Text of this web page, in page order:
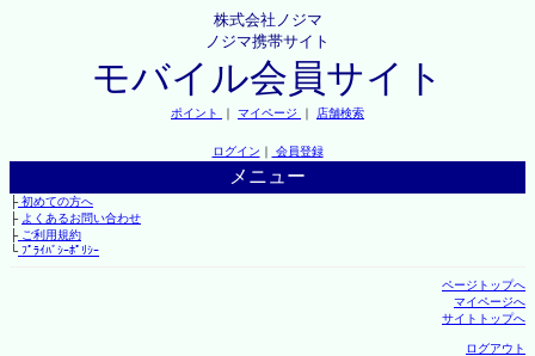
株式会社ノジマ
ノジマ携帯サイト
モバイル会員サイト
ポイント ｜ マイページ ｜ 店舗検索
ログイン ｜ 会員登録
メニュー
├初めての方へ
├ よくあるお問い合わせ
├ご利用規約
└ﾌﾟﾗｲﾊﾞｼｰﾎﾟﾘｼｰ
ページトップへ
マイページへ
サイトトップへ
ログアウト